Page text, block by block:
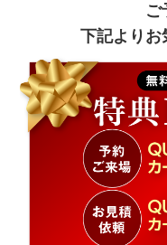
ご
下記よりお